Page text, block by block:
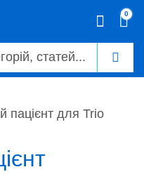
0
пацієнт для Trio